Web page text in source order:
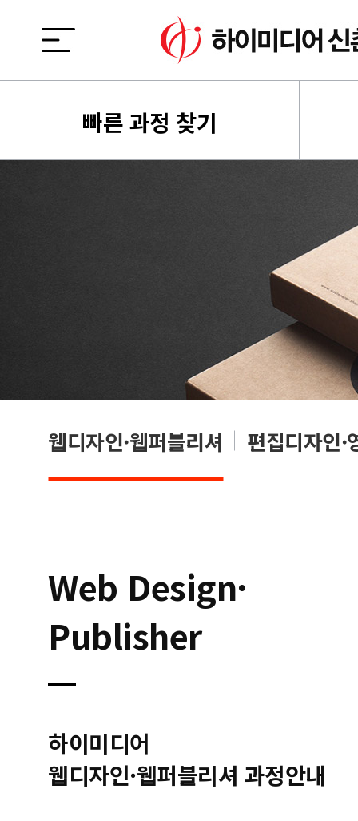
빠른 과정 찾기
웹디자인·웹퍼블리셔 편집디자인·
Web Design·
Publisher
하이미디어
웹디자인·웹퍼블리셔 과정안내